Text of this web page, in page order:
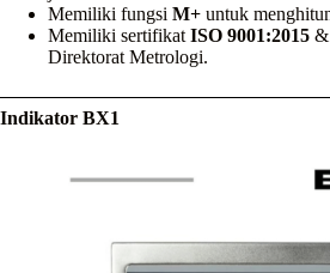
Memiliki fungsi M+ untuk
Memiliki sertifikat ISO 9001:2015 &
Direktorat Metrologi.
Indikator BX1